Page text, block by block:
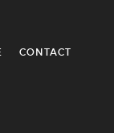
CONTACT